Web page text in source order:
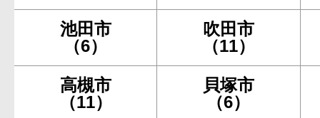
池田市
（6）
吹田市
（11）
高槻市
（11）
貝塚市
（6）